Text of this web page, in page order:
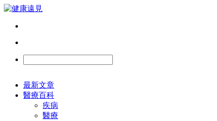
最新文章
醫療百科
疾病
醫療